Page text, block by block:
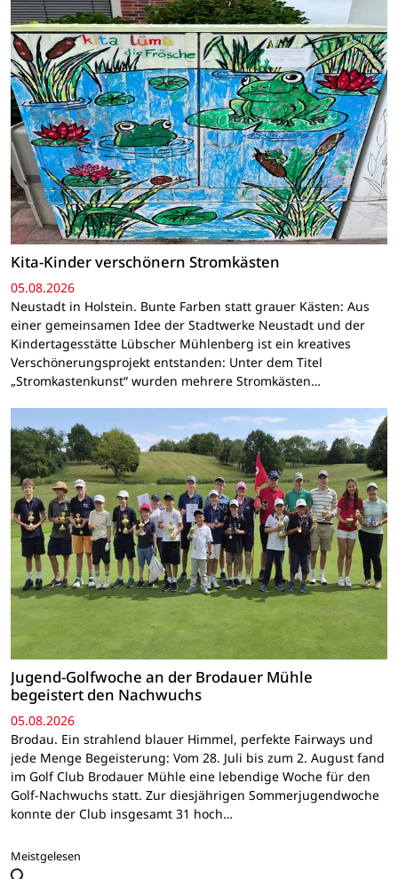
Kita-Kinder verschönern Stromkästen
05.08.2026
Neustadt in Holstein. Bunte Farben statt grauer Kästen: Aus
einer gemeinsamen Idee der Stadtwerke Neustadt und der
Kindertagesstätte Lübscher Mühlenberg ist ein kreatives
Verschönerungsprojekt entstanden: Unter dem Titel
„Stromkastenkunst“ wurden mehrere Stromkästen…
Jugend-Golfwoche an der Brodauer Mühle
begeistert den Nachwuchs
05.08.2026
Brodau. Ein strahlend blauer Himmel, perfekte Fairways und
jede Menge Begeisterung: Vom 28. Juli bis zum 2. August fand
im Golf Club Brodauer Mühle eine lebendige Woche für den
Golf-Nachwuchs statt. Zur diesjährigen Sommerjugendwoche
konnte der Club insgesamt 31 hoch…
Meistgelesen